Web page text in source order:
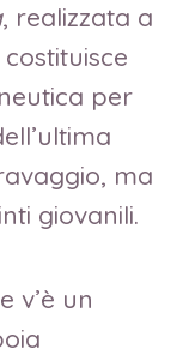
, realizzata a
per
ma
giovanili.
v’è un